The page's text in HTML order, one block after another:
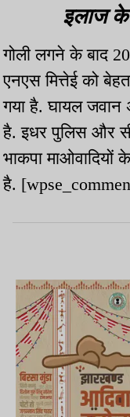
इलाज के
गोली लगने के बाद
एनएस मित्तेई को
गया है. घायल जवान
है. इधर पुलिस और
भाकपा माओवादियों
है.